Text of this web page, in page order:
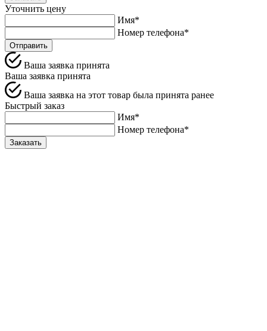
Уточнить цену
Имя*
Номер телефона*
Отправить
Ваша заявка принята
Ваша заявка принята
Ваша заявка на этот товар была принята ранее
Быстрый заказ
Имя*
Номер телефона*